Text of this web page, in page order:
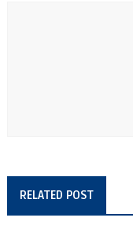
RELATED POST